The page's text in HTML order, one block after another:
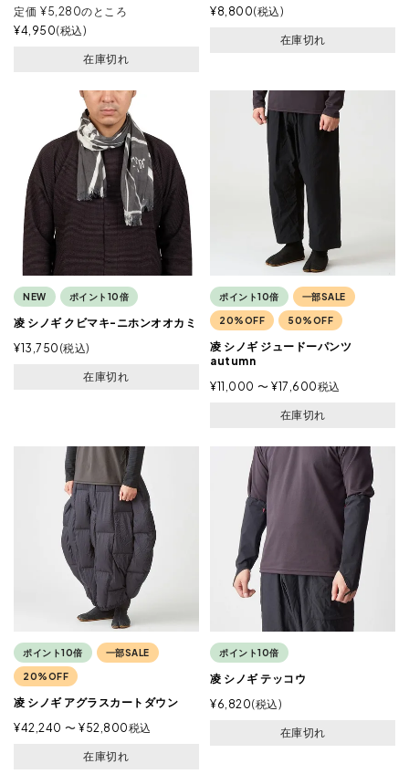
定価 ¥5,280のところ
¥4,950 税込
在庫切れ
¥8,800 税込
在庫切れ
NEW ポイント10倍
凌 シノギ クビマキ-ニホンオオカミ
¥13,750 税込
在庫切れ
ポイント10倍 一部SALE
20%OFF 50%OFF
凌 シノギ ジュードーパンツ
autumn
¥11,000 〜 ¥17,600税込
在庫切れ
ポイント10倍 一部SALE
20%OFF
凌 シノギ アグラスカートダウン
¥42,240 〜 ¥52,800税込
在庫切れ
ポイント10倍
凌 シノギ テッコウ
¥6,820 税込
在庫切れ